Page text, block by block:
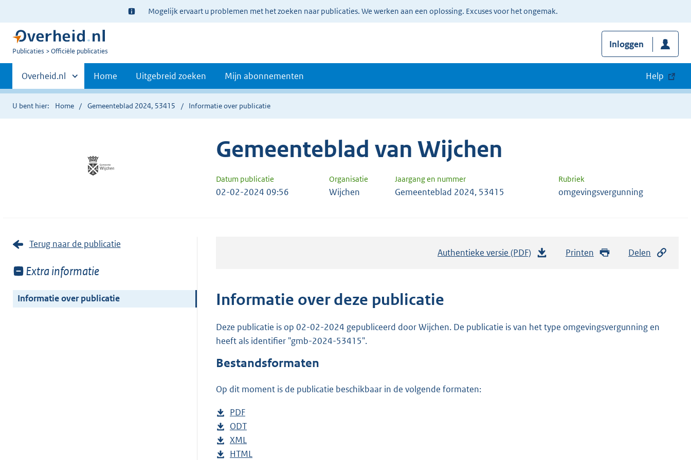
Ter
informatie:
Mogelijk ervaart u problemen met het zoeken naar publicaties. We werken aan een oplossing. Excuses voor het ongemak.
U
Publicaties Officiële publicaties
Inloggen
Primaire
navigatie
Andere
sites
binnen
Overheid.nl Home Uitgebreid zoeken Mijn abonnementen Help
U bent hier: Home Gemeenteblad 2024, 53415 Informatie over publicatie
Gemeenteblad van Wijchen
Datum publicatie Organisatie Jaargang en nummer Rubriek
02-02-2024 09:56 Wijchen Gemeenteblad 2024, 53415 omgevingsvergunning
Terug naar de publicatie
Toon
van:
Extra informatie
Informatie over publicatie
Authentieke versie (PDF) Printen Delen
Informatie over deze publicatie
Deze publicatie is op 02-02-2024 gepubliceerd door Wijchen. De publicatie is van het type omgevingsvergunning en
heeft als identifier "gmb-2024-53415".
Bestandsformaten
Op dit moment is de publicatie beschikbaar in de volgende formaten:
D
o
w
n
PDF
e
s
t
D
o
w
ODT
s
D
o
XML
e
D
HTML